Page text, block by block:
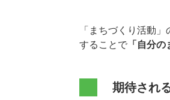
「まちづくり活動」
することで 「自分
期待され